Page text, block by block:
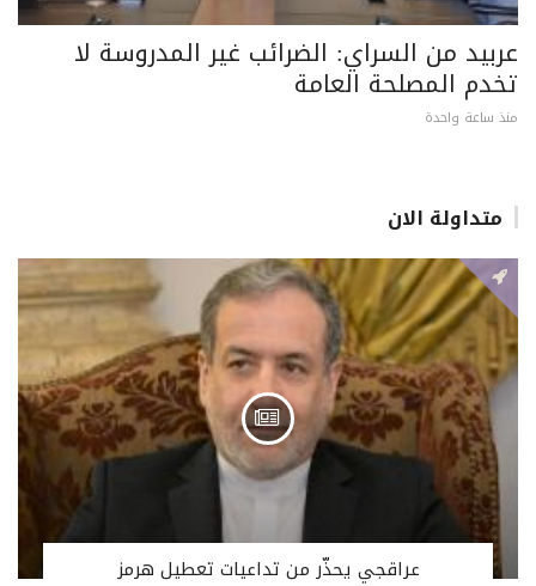
عربيد من السراي: الضرائب غير المدروسة لا
تخدم المصلحة العامة
منذ ساعة واحدة
متداولة الان
عراقجي يحذّر من تداعيات تعطيل هرمز